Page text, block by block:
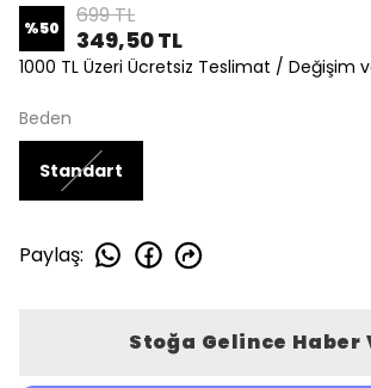
%50 699 TL
349,50 TL
1000 TL Üzeri Ücretsiz Teslimat / Değişim
Beden
Standart
Paylaş:
Stoğa Gelince Haber